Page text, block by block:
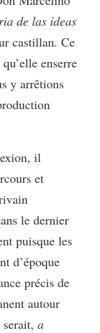
de las ideas
castillan. Ce
enserre
y arrêtions
il
et
le dernier
puisque les
d’époque
précis de
autour
a